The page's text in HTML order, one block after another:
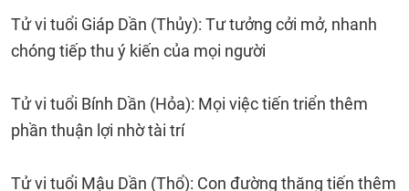
Tử vi tuổi Giáp Dần (Thủy): Tư tưởng cởi mở, nhanh
chóng tiếp thu ý kiến của mọi người
Tử vi tuổi Bính Dần (Hỏa): Mọi việc tiến triển thêm
phần thuận lợi nhờ tài trí
Tử vi tuổi Mậu Dần (Thổ): Con đường thăng tiến thêm